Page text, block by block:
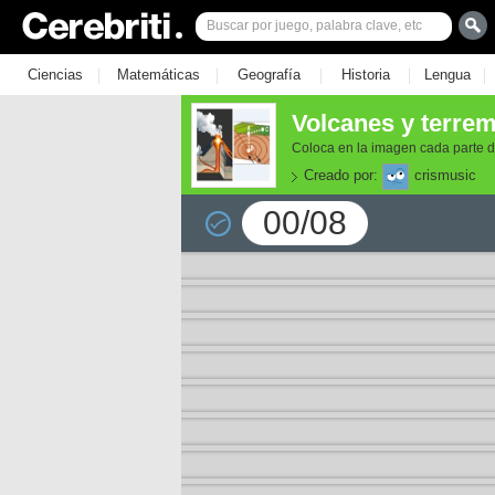
Ciencias | Matemáticas | Geografía | Historia | Lengua |
Volcanes y
Coloca en la imagen cada parte
Creado por: crismusic
00/08